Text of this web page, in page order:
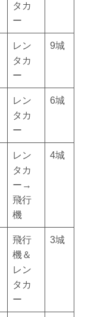
タカ
ー
レン
タカ
ー
9城
レン
タカ
ー
6城
レン
タカ
ー→
飛行
機
4城
飛行
機＆
レン
タカ
ー
3城